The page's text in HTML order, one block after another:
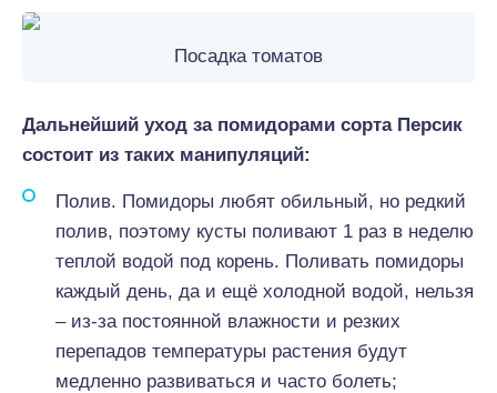
Посадка томатов
Дальнейший уход за помидорами сорта Персик
состоит из таких манипуляций:
Полив. Помидоры любят обильный, но редкий
полив, поэтому кусты поливают 1 раз в неделю
теплой водой под корень. Поливать помидоры
каждый день, да и ещё холодной водой, нельзя
– из-за постоянной влажности и резких
перепадов температуры растения будут
медленно развиваться и часто болеть;